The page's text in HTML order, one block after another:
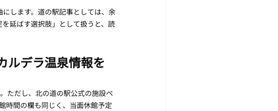
します。道の駅記事としては、余
延ばす選択肢」として扱うと、読
ルデラ温泉情報を
ただし、北の道の駅公式の施設ペ
時間の欄も同じく、当面休館予定